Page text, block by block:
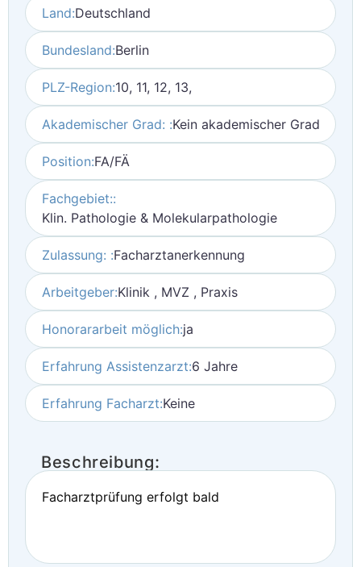
Land:Deutschland
Bundesland:Berlin
PLZ-Region:10, 11, 12, 13,
Akademischer Grad: :Kein akademischer Grad
Position:FA/FÄ
Fachgebiet::
Klin. Pathologie & Molekularpathologie
Zulassung: :Facharztanerkennung
Arbeitgeber:Klinik , MVZ , Praxis
Honorararbeit möglich:ja
Erfahrung Assistenzarzt:6 Jahre
Erfahrung Facharzt:Keine
Beschreibung:
Facharztprüfung erfolgt bald